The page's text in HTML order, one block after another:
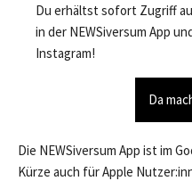
Du erhältst sofort Zugriff
in der NEWSiversum App
Instagram!
Da
Die NEWSiversum App ist im
Kürze auch für Apple